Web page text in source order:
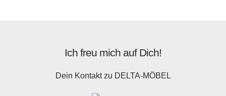
Ich freu mich auf Dich!
Dein Kontakt zu DELTA-MÖBEL